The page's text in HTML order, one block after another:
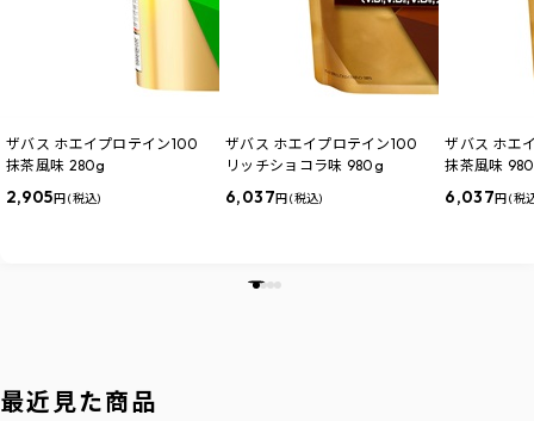
ザバス ホエイプロテイン100
抹茶風味 280g
2,905円 (税込)
ザバス ホエイプロテイン100
リッチショコラ味 980g
6,037円 (税込)
ザバス ホエ
抹茶風味
6,037円 (税
最近見た商品